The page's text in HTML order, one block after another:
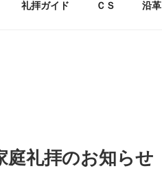
礼拝ガイド ＣＳ 沿革
礼拝のお知らせ